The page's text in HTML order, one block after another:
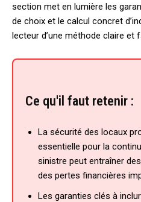
section met en lumière les
de choix et le calcul concret
lecteur d’une méthode claire et
Ce qu'il faut retenir :
La sécurité des locaux
essentielle pour la
sinistre peut entraîner
des pertes financières
Les garanties clés à